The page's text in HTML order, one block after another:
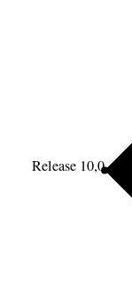
Release 10,0